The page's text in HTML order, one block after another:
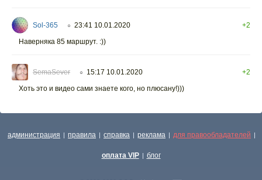
Sol-365 ○ 23:41 10.01.2020
+2
Наверняка 85 маршрут. :))
SemaSever ○ 15:17 10.01.2020
+2
Хоть это и видео сами знаете кого, но плюсану!)))
администрация | правила | справка | реклама | для правообладателей |
оплата VIP | блог